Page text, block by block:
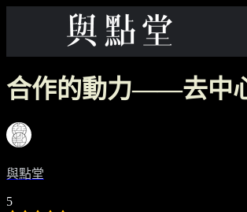
合作的動力——去中
與點堂
5